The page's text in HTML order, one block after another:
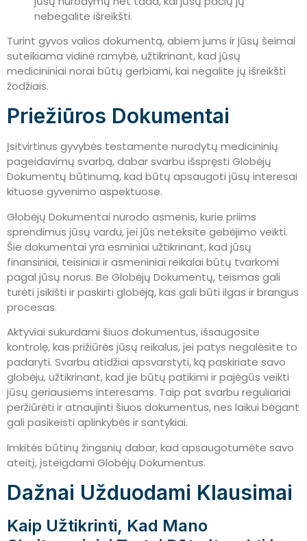
nebegalite išreikšti.
Turint gyvos valios dokumentą, abiem jums ir jūsų šeimai
suteikiama vidinė ramybė, užtikrinant, kad jūsų
medicininiai norai būtų gerbiami, kai negalite jų išreikšti
žodžiais.
Priežiūros Dokumentai
Įsitvirtinus gyvybės testamente nurodytų medicininių
pageidavimų svarbą, dabar svarbu išspręsti Globėjų
Dokumentų būtinumą, kad būtų apsaugoti jūsų interesai
kituose gyvenimo aspektuose.
Globėjų Dokumentai nurodo asmenis, kurie priims
sprendimus jūsų vardu, jei jūs neteksite gebėjimo veikti.
Šie dokumentai yra esminiai užtikrinant, kad jūsų
finansiniai, teisiniai ir asmeniniai reikalai būtų tvarkomi
pagal jūsų norus. Be Globėjų Dokumentų, teismas gali
turėti įsikišti ir paskirti globėją, kas gali būti ilgas ir brangus
procesas.
Aktyviai sukurdami šiuos dokumentus, išsaugosite
kontrolę, kas prižiūrės jūsų reikalus, jei patys negalėsite to
padaryti. Svarbu atidžiai apsvarstyti, ką paskiriate savo
globėju, užtikrinant, kad jie būtų patikimi ir pajėgūs veikti
jūsų geriausiems interesams. Taip pat svarbu reguliariai
peržiūrėti ir atnaujinti šiuos dokumentus, nes laikui bėgant
gali pasikeisti aplinkybės ir santykiai.
Imkitės būtinų žingsnių dabar, kad apsaugotumėte savo
ateitį, įsteigdami Globėjų Dokumentus.
Dažnai Užduodami Klausimai
Kaip Užtikrinti, Kad Mano